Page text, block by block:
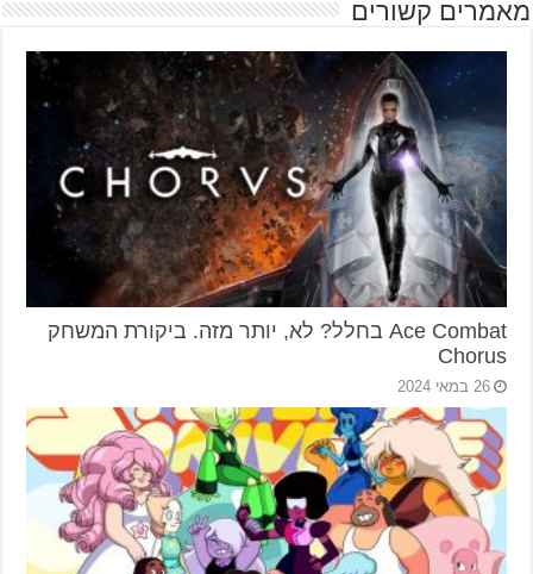
מאמרים קשורים
Ace Combat בחלל? לא, יותר מזה. ביקורת המשחק
Chorus
26 במאי 2024